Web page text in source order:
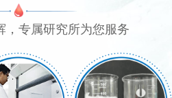
，专属研究所为您服务